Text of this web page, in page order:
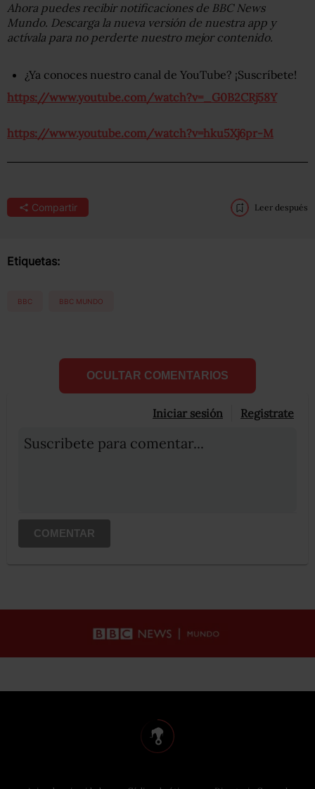
Ahora puedes recibir notificaciones de BBC News
Mundo. Descarga la nueva versión de nuestra app y
actívala para no perderte nuestro mejor contenido.
¿Ya conoces nuestro canal de YouTube? ¡Suscríbete!
https://www.youtube.com/watch?v=_G0B2CRj58Y
https://www.youtube.com/watch?v=hku5Xj6pr-M
Compartir Leer después
Etiquetas:
BBC BBC MUNDO
OCULTAR COMENTARIOS
Iniciar sesión Registrate
Suscribete para comentar...
COMENTAR